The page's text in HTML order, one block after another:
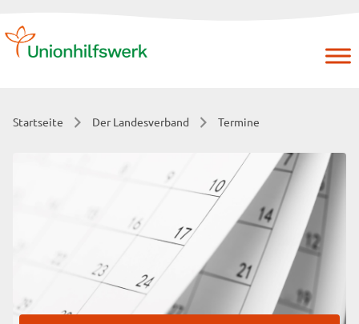
Skip
Startseite Der Landesverband Termine